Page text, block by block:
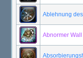
Ablehnung
Abnormer